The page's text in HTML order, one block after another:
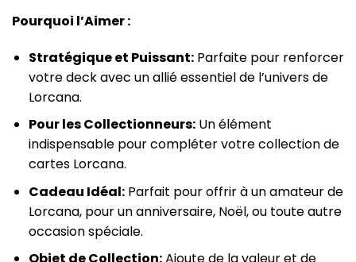
Pourquoi l’Aimer :
Stratégique et Puissant:Parfaite pour renforcer
votre deck avec un allié essentiel de l’univers de
Lorcana.
Pour les Collectionneurs:Un élément
indispensable pour compléter votre collection de
cartes Lorcana.
Cadeau Idéal:Parfait pour offrir à un amateur de
Lorcana, pour un anniversaire, Noël, ou toute autre
occasion spéciale.